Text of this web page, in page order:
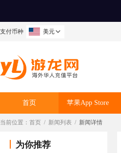
支付币种 美元
首页 苹果App Store
当前位置： 首页 / 新闻列表 / 新闻详情
为你推荐